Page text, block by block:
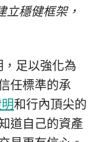
立穩健框架，
足以強化為
任標準的承
和行內頂尖的
道自己的資產